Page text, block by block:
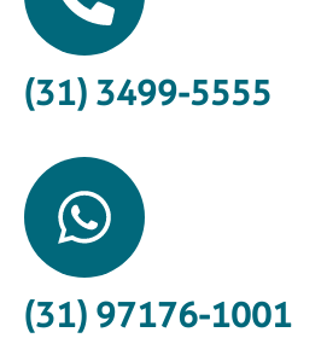
(31) 3499-5555
(31) 97176-1001